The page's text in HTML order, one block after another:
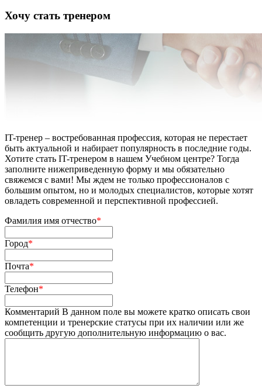
Хочу стать тренером
IT-тренер – востребованная профессия, которая не перестает
быть актуальной и набирает популярность в последние годы.
Хотите стать IT-тренером в нашем Учебном центре? Тогда
заполните нижеприведенную форму и мы обязательно
свяжемся с вами! Мы ждем не только профессионалов с
большим опытом, но и молодых специалистов, которые хотят
овладеть современной и перспективной профессией.
Фамилия имя отчество*
Город*
Почта*
Телефон*
Комментарий В данном поле вы можете кратко описать свои
компетенции и тренерские статусы при их наличии или же
сообщить другую дополнительную информацию о вас.